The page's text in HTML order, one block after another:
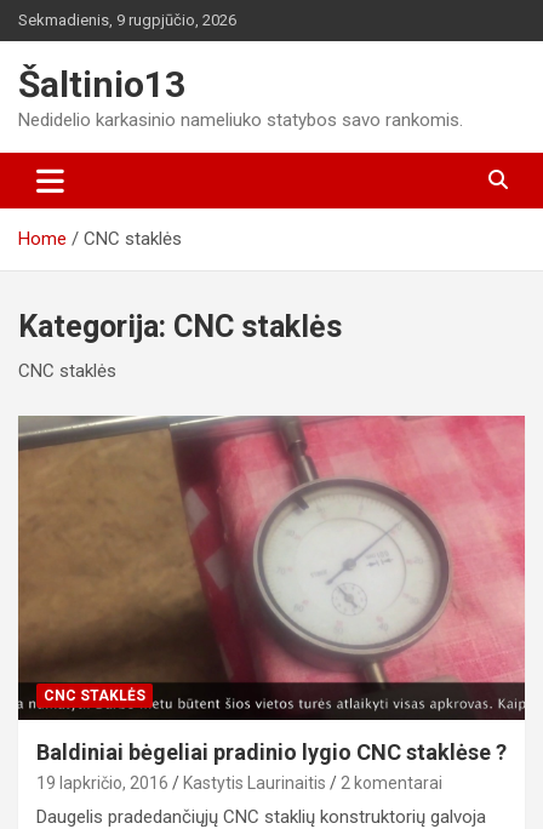
Skip
to
content
Sekmadienis, 9 rugpjūčio, 2026
Šaltinio13
Nedidelio karkasinio nameliuko statybos savo rankomis.
Home CNC staklės
Kategorija: CNC staklės
CNC staklės
CNC STAKLĖS
Baldiniai bėgeliai pradinio lygio CNC staklėse ?
19 lapkričio, 2016 Kastytis Laurinaitis 2 komentarai
Daugelis pradedančiųjų CNC staklių konstruktorių galvoja